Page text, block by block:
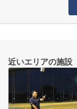
近いエリアの施設